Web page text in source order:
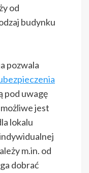
od
budynku
pozwala
pod uwagę
jest
lokalu
m.in. od
dobrać